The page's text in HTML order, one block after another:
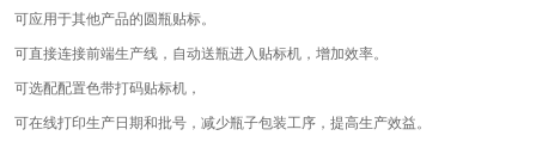
可应用于其他产品的圆瓶贴标。
可直接连接前端生产线，自动送瓶进入贴标机，增加效率。
可选配配置色带打码贴标机，
可在线打印生产日期和批号，减少瓶子包装工序，提高生产效益。